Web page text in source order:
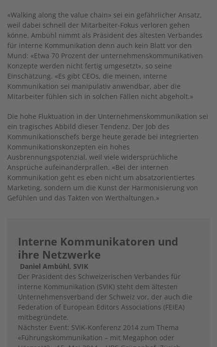
«Walking along the value chain» sei ein gefährlicher Ansatz,
weil dabei schnell der Mitarbeiter-Fokus verloren gehen
könne. Ambühl nimmt als Präsident des ältesten Verbandes
für interne Kommunikation denn auch kein Blatt vor den
Mund: «Etwa 70 Prozent der unternehmenskommunikativen
Konzepte werden nicht fertig umgesetzt», so seine
Einschätzung. «Es gibt CEOs, die meinen, interne
Kommunikation sei manipulativ anwendbar, aber die
Mitarbeiter fühlen sich in solchen Fällen nicht abgeholt.»
Die hohe Fluktuation in der Unternehmenskommunikation sei
ein tragisches Abbild dieser Tendenz. Der Job des
Kommunikationschefs berge heute gerade bei integrierten
Kommunikationskonzepten ein hohes
Ausbrennungspotenzial, weil viele widersprüchliche
Ansprüche aufeinanderprallen. «Bei der internen
Kommunikation geht es eben nicht um absatzorientiertes
Marketing, sondern um die Kunst der Harmonisierung von
Gefühlen und das Takten von Werthaltungen.»
Interne Kommunikatoren und
ihre Netzwerke
Daniel Ambühl, SVIK
Der Präsident des Schweizerischen Verbandes für
interne Kommunikation (SVIK) steht dem ältesten
Unternehmensverband der Schweiz vor, der auch die
Federation of European Editors Associations (FEIEA)
mitbegründete.
Nächster Event: SVIK-Konferenz 2014 zum Thema
«Führungskommunikation – mit Megaphon oder